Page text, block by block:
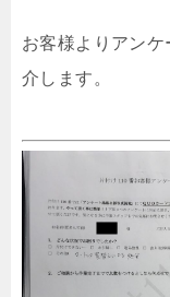
お客様よりアン
介します。